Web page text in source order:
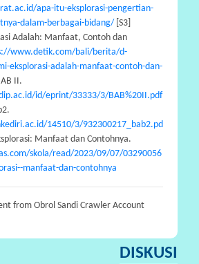
apa-itu-eksplorasi-pengertian-
dalam-berbagai-bidang/ [S3]
Adalah: Manfaat, Contoh dan
www.detik.com/bali/berita/d-
eksplorasi-adalah-manfaat-contoh-dan-
II.
id/eprint/33333/3/BAB%20II.pdf
14510/3/932300217_bab2.pd
Manfaat dan Contohnya.
skola/read/2023/09/07/03290056
manfaat-dan-contohnya
from Obrol Sandi Crawler Account
DISKUSI